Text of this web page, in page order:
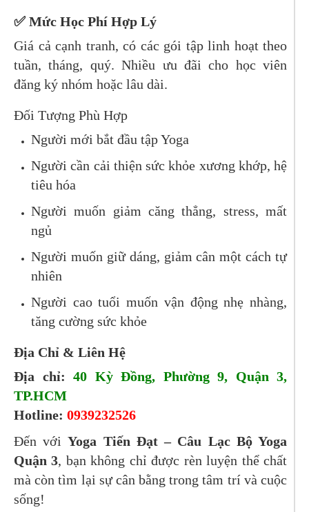
✅ Mức Học Phí Hợp Lý
Giá cả cạnh tranh, có các gói tập linh hoạt theo
tuần, tháng, quý. Nhiều ưu đãi cho học viên
đăng ký nhóm hoặc lâu dài.
Đối Tượng Phù Hợp
Người mới bắt đầu tập Yoga
Người cần cải thiện sức khỏe xương khớp, hệ
tiêu hóa
Người muốn giảm căng thẳng, stress, mất
ngủ
Người muốn giữ dáng, giảm cân một cách tự
nhiên
Người cao tuổi muốn vận động nhẹ nhàng,
tăng cường sức khỏe
Địa Chỉ & Liên Hệ
Địa chỉ: 40 Kỳ Đồng, Phường 9, Quận 3,
TP.HCM
Hotline: 0939232526
Đến vớiYoga Tiến Đạt – Câu Lạc Bộ Yoga
Quận 3, bạn không chỉ được rèn luyện thể chất
mà còn tìm lại sự cân bằng trong tâm trí và cuộc
sống!